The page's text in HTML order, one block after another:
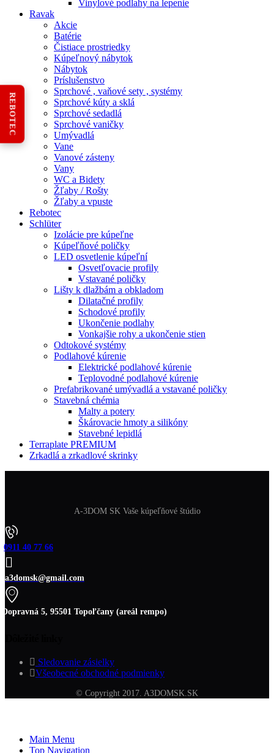
Vinylové podlahy na lepenie
Ravak
Akcie
Batérie
Čistiace prostriedky
Kúpeľnový nábytok
Nábytok
Príslušenstvo
Sprchové , vaňové sety , systémy
Sprchové kúty a sklá
Sprchové sedadlá
Sprchové vaničky
Umývadlá
Vane
Vanové zásteny
Vany
WC a Bidety
Žľaby / Rošty
Žľaby a vpuste
Rebotec
Schlüter
Izolácie pre kúpeľne
Kúpeľňové poličky
LED osvetlenie kúpeľní
Osvetľovacie profily
Vstavané poličky
Lišty k dlažbám a obkladom
Dilatačné profily
Schodové profily
Ukončenie podlahy
Vonkajšie rohy a ukončenie stien
Odtokové systémy
Podlahové kúrenie
Elektrické podlahové kúrenie
Teplovodné podlahové kúrenie
Prefabrikované umývadlá a vstavané poličky
Stavebná chémia
Malty a potery
Škárovacie hmoty a silikóny
Stavebné lepidlá
Terraplate PREMIUM
Zrkadlá a zrkadlové skrinky
A-3DOM SK Vaše kúpeľňové štúdio
0911 40 77 66
a3domsk@gmail.com
Dopravná 5, 95501 Topoľčany (areál rempo)
Sledovanie zásielky
Všeobecné obchodné podmienky
© Copyright 2017. A3DOMSK.SK
Main Menu
Top Navigation
REBOTEC